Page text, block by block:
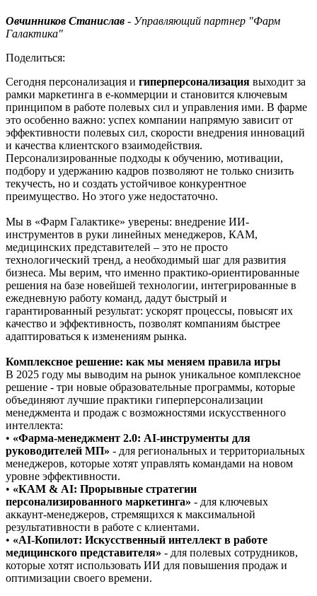
Овчинников Станислав - Управляющий партнер "Фарм
Галактика"
Поделиться:
Сегодня персонализация и гиперперсонализация выходит за
рамки маркетинга в e-коммерции и становится ключевым
принципом в работе полевых сил и управления ими. В фарме
это особенно важно: успех компании напрямую зависит от
эффективности полевых сил, скорости внедрения инноваций
и качества клиентского взаимодействия.
Персонализированные подходы к обучению, мотивации,
подбору и удержанию кадров позволяют не только снизить
текучесть, но и создать устойчивое конкурентное
преимущество. Но этого уже недостаточно.
Мы в «Фарм Галактике» уверены: внедрение ИИ-
инструментов в руки линейных менеджеров, КАМ,
медицинских представителей – это не просто
технологический тренд, а необходимый шаг для развития
бизнеса. Мы верим, что именно практико-ориентированные
решения на базе новейшей технологии, интегрированные в
ежедневную работу команд, дадут быстрый и
гарантированный результат: ускорят процессы, повысят их
качество и эффективность, позволят компаниям быстрее
адаптироваться к изменениям рынка.
Комплексное решение: как мы меняем правила игры
В 2025 году мы выводим на рынок уникальное комплексное
решение - три новые образовательные программы, которые
объединяют лучшие практики гиперперсонализации
менеджмента и продаж с возможностями искусственного
интеллекта:
• «Фарма-менеджмент 2.0: AI-инструменты для
руководителей МП» - для региональных и территориальных
менеджеров, которые хотят управлять командами на новом
уровне эффективности.
• «КАМ & AI: Прорывные стратегии
персонализированного маркетинга» - для ключевых
аккаунт-менеджеров, стремящихся к максимальной
результативности в работе с клиентами.
• «AI-Копилот: Искусственный интеллект в работе
медицинского представителя» - для полевых сотрудников,
которые хотят использовать ИИ для повышения продаж и
оптимизации своего времени.